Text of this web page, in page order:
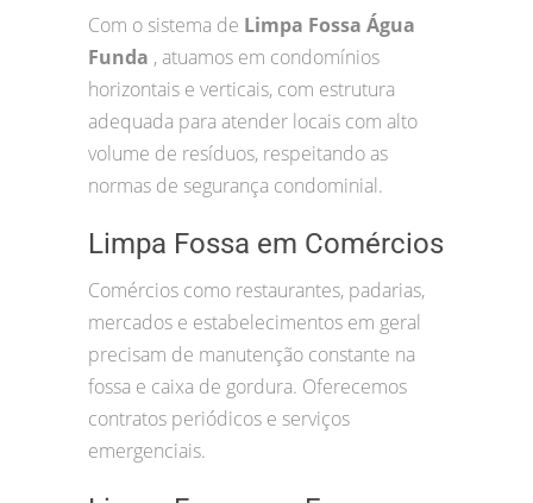
Com o sistema de Limpa Fossa Água
Funda , atuamos em condomínios
horizontais e verticais, com estrutura
adequada para atender locais com alto
volume de resíduos, respeitando as
normas de segurança condominial.
Limpa Fossa em Comércios
Comércios como restaurantes, padarias,
mercados e estabelecimentos em geral
precisam de manutenção constante na
fossa e caixa de gordura. Oferecemos
contratos periódicos e serviços
emergenciais.